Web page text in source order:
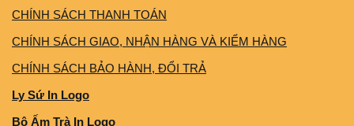
CHÍNH SÁCH THANH TOÁN
CHÍNH SÁCH GIAO, NHẬN HÀNG VÀ KIỂM HÀNG
CHÍNH SÁCH BẢO HÀNH, ĐỔI TRẢ
Ly Sứ In Logo
Bộ Ấm Trà In Logo